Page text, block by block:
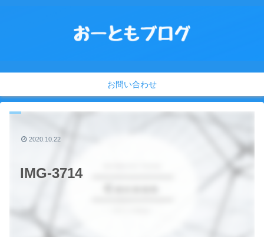
お問い合わせ
IMG-3714
2020.10.22